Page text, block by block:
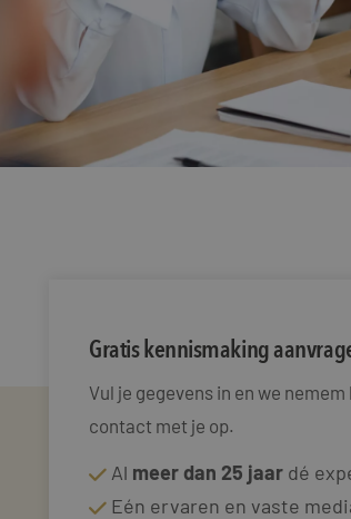
Gratis kennismaking
Vul je gegevens in en we
contact met je op.
Al meer dan 25 jaar dé
Eén ervaren en vaste